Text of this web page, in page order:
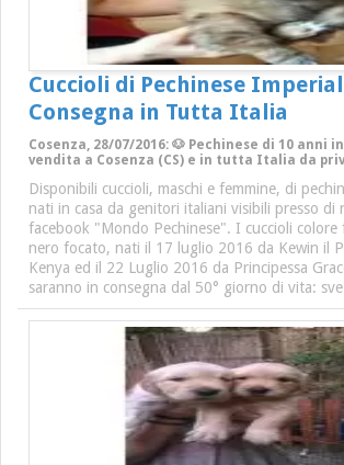
Cuccioli di Pechinese
Consegna in Tutta Italia
Cosenza, 28/07/2016: 🐶 Pechinese di 10 anni in
vendita a Cosenza (CS) e in tutta Italia da
Disponibili cuccioli, maschi e femmine, di
nati in casa da genitori italiani visibili presso di
facebook "Mondo Pechinese". I cuccioli
nero focato, nati il 17 luglio 2016 da Kewin il
Kenya ed il 22 Luglio 2016 da Principessa
saranno in consegna dal 50° giorno di vita: